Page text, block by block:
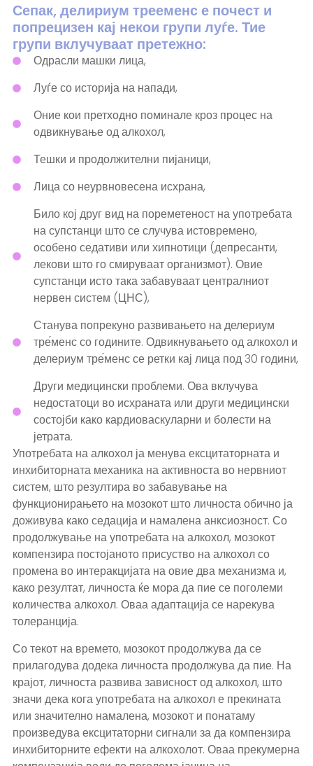
Сепак, делириум трееменс е почест и
попрецизен кај некои групи луѓе. Тие
групи вклучуваат претежно:
Одрасли машки лица,
Луѓе со историја на напади,
Оние кои претходно поминале кроз процес на
одвикнување од алкохол,
Тешки и продолжителни пијаници,
Лица со неурвновесена исхрана,
Било кој друг вид на пореметеност на употребата
на супстанци што се случува истовремено,
особено седативи или хипнотици (депресанти,
лекови што го смируваат организмот). Овие
супстанци исто така забавуваат централниот
нервен систем (ЦНС),
Станува попрекуно развивањето на делериум
тре́менс со годините. Одвикнувањето од алкохол и
делериум тре́менс се ретки кај лица под 30 години,
Други медицински проблеми. Ова вклучува
недостатоци во исхраната или други медицински
состојби како кардиоваскуларни и болести на
јетрата.
Употребата на алкохол ја менува ексцитаторната и
инхибиторната механика на активноста во нервниот
систем, што резултира во забавување на
функционирањето на мозокот што личноста обично ја
доживува како седација и намалена анксиозност. Со
продолжување на употребата на алкохол, мозокот
компензира постојаното присуство на алкохол со
промена во интеракцијата на овие два механизма и,
како резултат, личноста ќе мора да пие се поголеми
количества алкохол. Оваа адаптација се нарекува
толеранција.
Со текот на времето, мозокот продолжува да се
прилагодува додека личноста продолжува да пие. На
крајот, личноста развива зависност од алкохол, што
значи дека кога употребата на алкохол е прекината
или значително намалена, мозокот и понатаму
произведува ексцитаторни сигнали за да компензира
инхибиторните ефекти на алкохолот. Оваа прекумерна